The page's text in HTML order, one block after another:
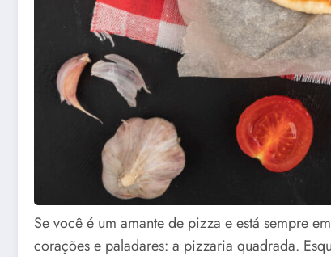
Se você é um amante de pizza e está sempre
corações e paladares: a pizzaria quadrada.